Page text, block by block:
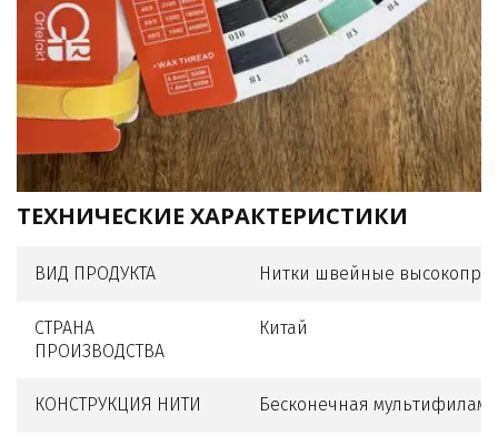
ТЕХНИЧЕСКИЕ ХАРАКТЕРИСТИКИ
ВИД ПРОДУКТА Нитки швейные
СТРАНА
ПРОИЗВОДСТВА
Китай
КОНСТРУКЦИЯ НИТИ Бесконечная